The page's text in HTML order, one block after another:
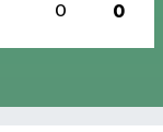
0 0